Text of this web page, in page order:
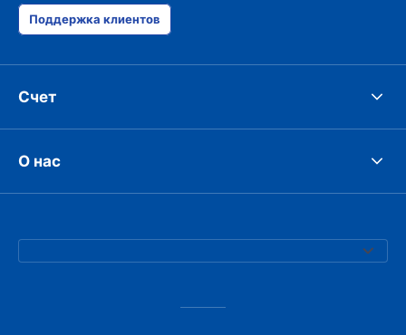
Поддержка клиентов
Счет
О нас